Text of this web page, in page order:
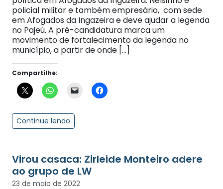
policial militar e também empresário, com sede
em Afogados da Ingazeira e deve ajudar a legenda
no Pajeú. A pré-candidatura marca um
movimento de fortalecimento da legenda no
município, a partir de onde […]
Compartilhe:
Continue lendo
Virou casaca: Zirleide Monteiro adere
ao grupo de LW
23 de maio de 2022